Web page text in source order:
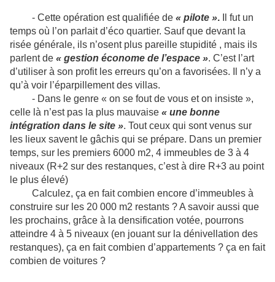
- Cette opération est qualifiée de « pilote ». Il fut un
temps où l’on parlait d’éco quartier. Sauf que devant la
risée générale, ils n’osent plus pareille stupidité , mais ils
parlent de « gestion économe de l’espace ». C’est l’art
d’utiliser à son profit les erreurs qu’on a favorisées. Il n’y a
qu’à voir l’éparpillement des villas.
- Dans le genre « on se fout de vous et on insiste »,
celle là n’est pas la plus mauvaise « une bonne
intégration dans le site ». Tout ceux qui sont venus sur
les lieux savent le gâchis qui se prépare. Dans un premier
temps, sur les premiers 6000 m2, 4 immeubles de 3 à 4
niveaux (R+2 sur des restanques, c’est à dire R+3 au point
le plus élevé)
Calculez, ça en fait combien encore d’immeubles à
construire sur les 20 000 m2 restants ? A savoir aussi que
les prochains, grâce à la densification votée, pourrons
atteindre 4 à 5 niveaux (en jouant sur la dénivellation des
restanques), ça en fait combien d’appartements ? ça en fait
combien de voitures ?